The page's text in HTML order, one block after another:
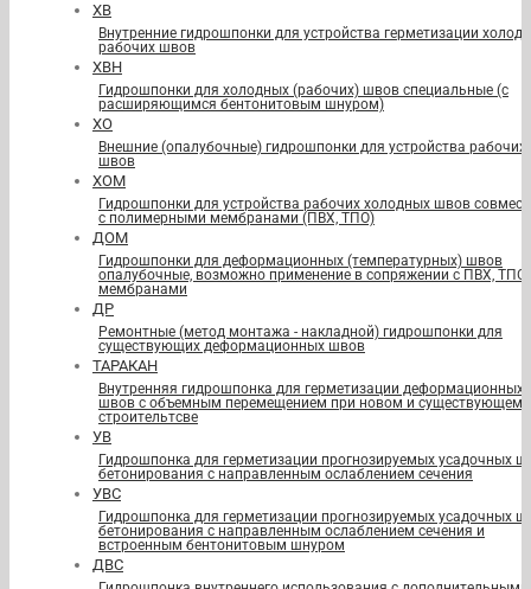
ХВ
Внутренние гидрошпонки для устройства герметизации
рабочих швов
ХВН
Гидрошпонки для холодных (рабочих) швов специальные (с
расширяющимся бентонитовым шнуром)
ХО
Внешние (опалубочные) гидрошпонки для устройства рабочих
швов
ХОМ
Гидрошпонки для устройства рабочих холодных швов
с полимерными мембранами (ПВХ, ТПО)
ДОМ
Гидрошпонки для деформационных (температурных) швов
опалубочные, возможно применение в сопряжении с ПВХ, ТПО
мембранами
ДР
Ремонтные (метод монтажа - накладной) гидрошпонки для
существующих деформационных швов
ТАРАКАН
Внутренняя гидрошпонка для герметизации деформационных
швов с объемным перемещением при новом и существующем
строительтсве
УВ
Гидрошпонка для герметизации прогнозируемых усадочных
бетонирования с направленным ослаблением сечения
УВС
Гидрошпонка для герметизации прогнозируемых усадочных
бетонирования с направленным ослаблением сечения и
встроенным бентонитовым шнуром
ДВС